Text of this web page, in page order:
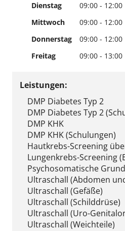
Dienstag
09:00 - 12:00
Mittwoch
09:00 - 12:00
Donnerstag
09:00 - 12:00
Freitag
09:00 - 13:00
Leistungen:
DMP Diabetes Typ 2
DMP Diabetes Typ 2
DMP KHK
DMP KHK (Schulungen)
Hautkrebs-Screening
Lungenkrebs-Screening
Psychosomatische
Ultraschall (Abdomen
Ultraschall (Gefäße)
Ultraschall (Schilddrüse)
Ultraschall (Uro-
Ultraschall (Weichteile)